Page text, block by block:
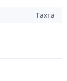
Тахта